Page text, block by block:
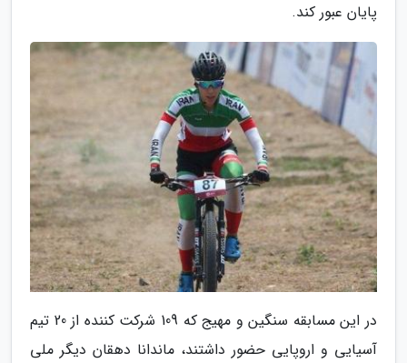
پایان عبور کند.
در این مسابقه سنگین و مهیج که 109 شرکت کننده از 20 تیم
آسیایی و اروپایی حضور داشتند، ماندانا دهقان دیگر ملی